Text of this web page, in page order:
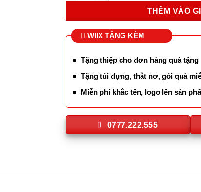
THÊM VÀO
WIIX TẶNG KÈM
Tặng thiệp cho đơn hàng quà tặng
Tặng túi đựng, thắt nơ, gói quà
Miễn phí khắc tên, logo lên sản
0777.222.555